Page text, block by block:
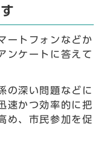
ートフォンなどか
ンケートに答えて
の深い問題などに
速かつ効率的に把
め、市民参加を促